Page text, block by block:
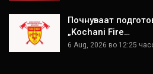
Почнуваат
„Kochani Fire…
6 Aug, 2026 во 12:25